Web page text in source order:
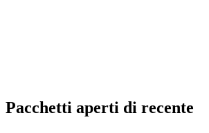
Pacchetti aperti di recente